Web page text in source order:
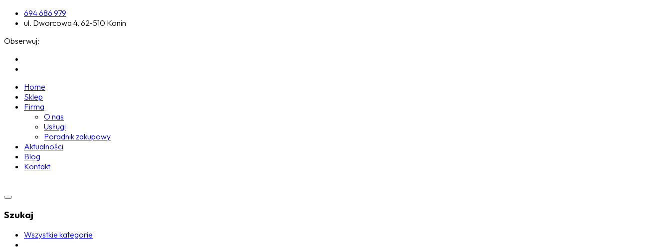
694 686 979
ul. Dworcowa 4, 62-510 Konin
Obserwuj:
Home
Sklep
Firma
O nas
Usługi
Poradnik zakupowy
Aktualności
Blog
Kontakt
Szukaj
Wszystkie kategorie